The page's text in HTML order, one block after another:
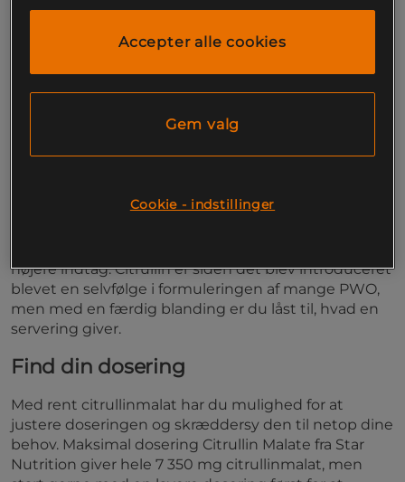
citrullin i de mængder, du ønsker. Dette citrullin er
Perfekt før træning
Citrullin er en aminosyre, som findes i den mad, vi
højere indtag. Citrullin er siden det blev introduceret
blevet en selvfølge i formuleringen af mange PWO,
men med en færdig blanding er du låst til, hvad en
servering giver.
Find din dosering
Med rent citrullinmalat har du mulighed for at
justere doseringen og skræddersy den til netop dine
behov. Maksimal dosering Citrullin Malate fra Star
Nutrition giver hele 7 350 mg citrullinmalat, men
Accepter alle cookies
Gem valg
Cookie - indstillinger